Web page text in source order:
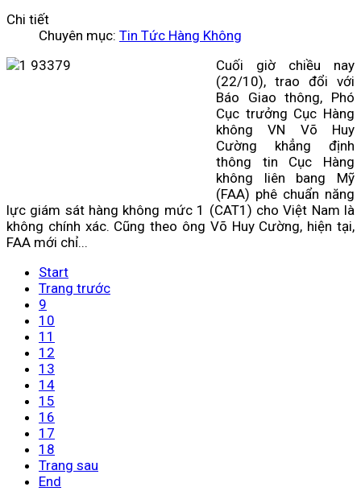
Chi tiết
Chuyên mục: Tin Tức Hàng Không
Cuối giờ chiều nay
(22/10), trao đổi với
Báo Giao thông, Phó
Cục trưởng Cục Hàng
không VN Võ Huy
Cường khẳng định
thông tin Cục Hàng
không liên bang Mỹ
(FAA) phê chuẩn năng
lực giám sát hàng không mức 1 (CAT1) cho Việt Nam là
không chính xác. Cũng theo ông Võ Huy Cường, hiện tại,
FAA mới chỉ...
Start
Trang trước
9
10
11
12
13
14
15
16
17
18
Trang sau
End